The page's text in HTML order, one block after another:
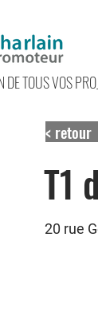
DE TOUS VOS
< retour
T1
20 rue